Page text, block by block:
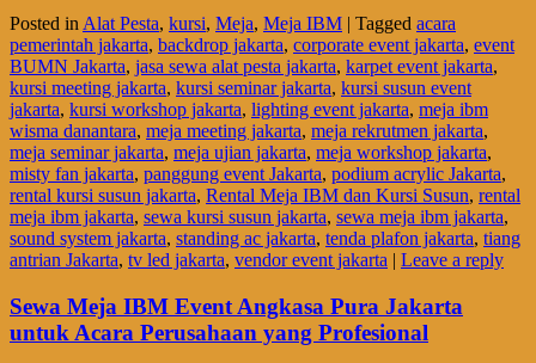
Posted in Alat Pesta, kursi, Meja, Meja IBM | Tagged acara
pemerintah jakarta, backdrop jakarta, corporate event jakarta, event
BUMN Jakarta, jasa sewa alat pesta jakarta, karpet event jakarta,
kursi meeting jakarta, kursi seminar jakarta, kursi susun event
jakarta, kursi workshop jakarta, lighting event jakarta, meja ibm
wisma danantara, meja meeting jakarta, meja rekrutmen jakarta,
meja seminar jakarta, meja ujian jakarta, meja workshop jakarta,
misty fan jakarta, panggung event Jakarta, podium acrylic Jakarta,
rental kursi susun jakarta, Rental Meja IBM dan Kursi Susun, rental
meja ibm jakarta, sewa kursi susun jakarta, sewa meja ibm jakarta,
sound system jakarta, standing ac jakarta, tenda plafon jakarta, tiang
antrian Jakarta, tv led jakarta, vendor event jakarta | Leave a reply
Sewa Meja IBM Event Angkasa Pura Jakarta
untuk Acara Perusahaan yang Profesional